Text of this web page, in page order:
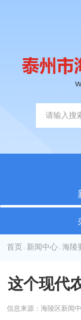
首页 > 新闻中心 > 海陵
这个现代
信息来源：海陵区新闻